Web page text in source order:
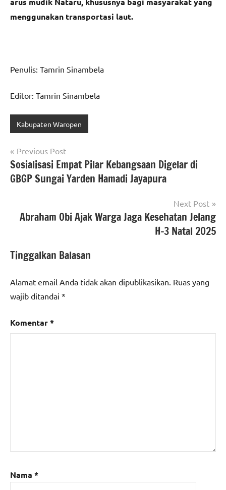
menggunakan transportasi laut.
Penulis: Tamrin Sinambela
Editor: Tamrin Sinambela
Kabupaten Waropen
Navigasi
pos
Previous Post
Sosialisasi Empat Pilar Kebangsaan Digelar di
GBGP Sungai Yarden Hamadi Jayapura
Next Post
Abraham Obi Ajak Warga Jaga Kesehatan Jelang
H-3 Natal 2025
Tinggalkan Balasan
Alamat email Anda tidak akan dipublikasikan. Ruas yang
wajib ditandai *
Komentar*
Nama *